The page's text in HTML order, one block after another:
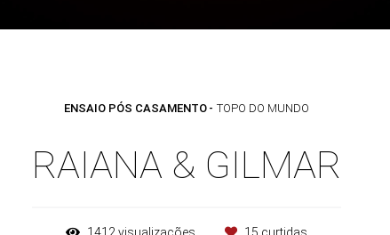
ENSAIO PÓS CASAMENTO TOPO DO MUNDO
RAIANA & GILMAR